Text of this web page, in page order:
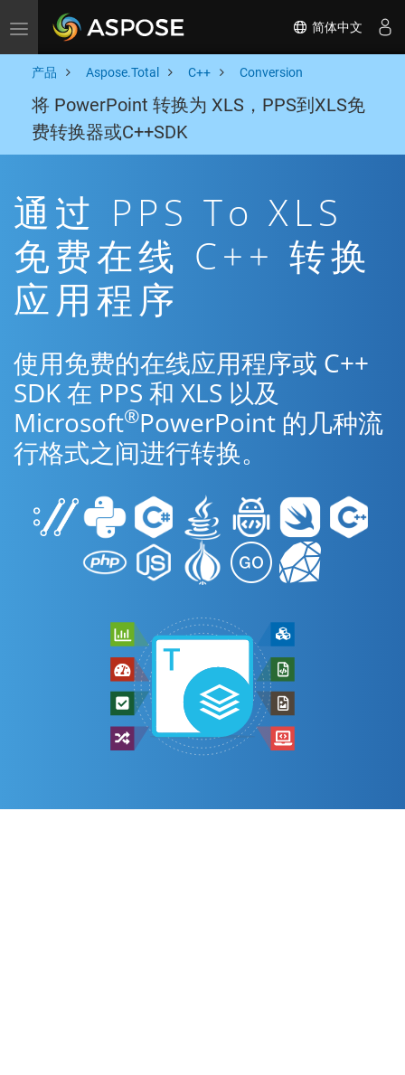
Toggle navigation 简体中文
产品 Aspose.Total C++ Conversion
将 PowerPoint 转换为 XLS，PPS到XLS免
费转换器或C++SDK
通过 PPS To XLS
免费在线 C++ 转换
应用程序
使用免费的在线应用程序或 C++
SDK 在 PPS 和 XLS 以及
Microsoft®PowerPoint 的几种流
行格式之间进行转换。